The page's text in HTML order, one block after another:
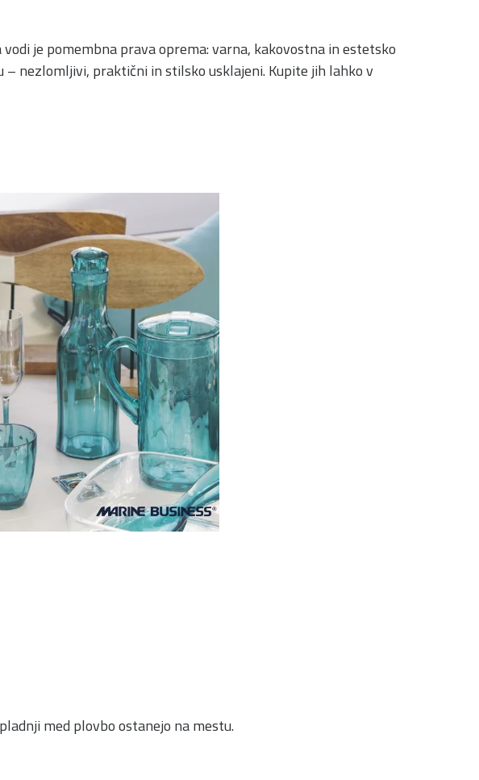
je pomembna prava oprema: varna, kakovostna in estetsko
– nezlomljivi, praktični in stilsko usklajeni. Kupite jih lahko v
med plovbo ostanejo na mestu.